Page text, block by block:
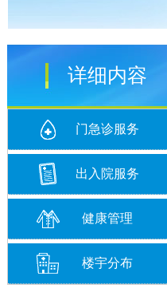
详细内容
门急诊服务
出入院服务
健康管理
楼宇分布